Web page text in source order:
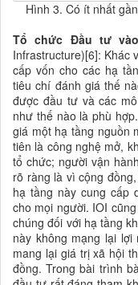
Hình 3. Có ít nhất
Tổ chức Đầu tư
Infrastructure)[6]: Khác
cấp vốn cho các hạ
tiêu chí đánh giá thế
được đầu tư và các
như thế nào là phù
giá một hạ tầng nguồn
tiên là công nghệ mở,
tổ chức; người vận
rõ ràng là vì cộng
hạ tầng này cung cấp
cho mọi người. IOI
chúng đối với hạ tầng
này không mạng lại lợi
mang lại giá trị xã hội
đồng. Trong bài trình